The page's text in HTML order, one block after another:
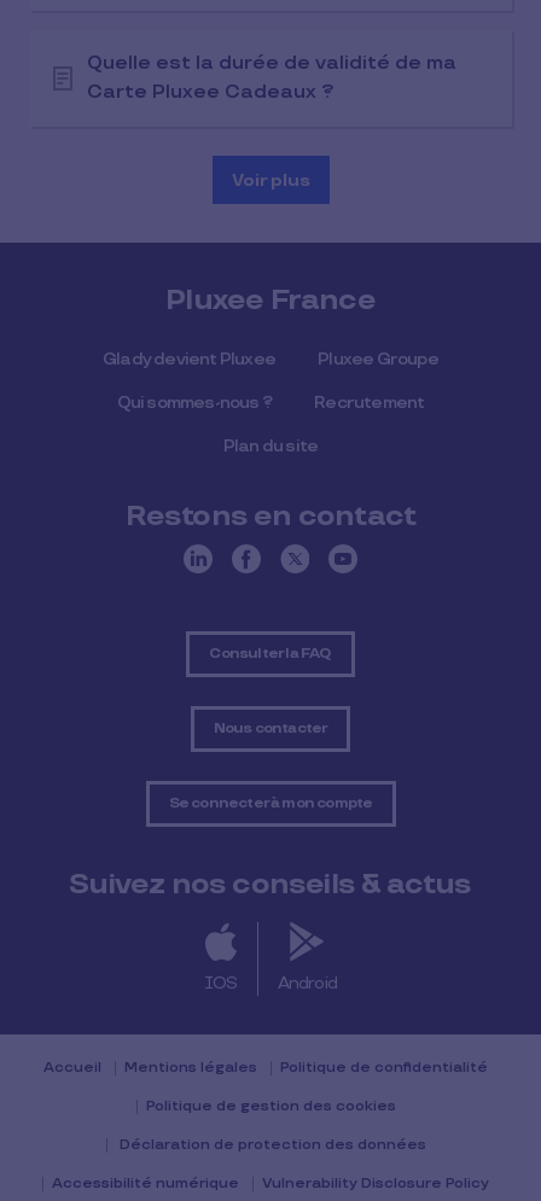
Quelle est la durée de validité de ma
Carte Pluxee Cadeaux ?
Voir plus
Pluxee France
Glady devient Pluxee Pluxee Groupe
Qui sommes-nous ? Recrutement
Plan du site
Restons en contact
Consulter la FAQ
Nous contacter
Se connecter à mon compte
Suivez nos conseils & actus
IOS Android
Accueil Mentions légales Politique de confidentialité
Politique de gestion des cookies
Déclaration de protection des données
Accessibilité numérique Vulnerability Disclosure Policy